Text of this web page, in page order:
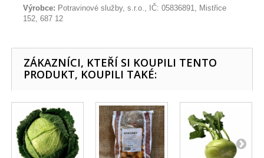
Výrobce: Potravinové služby, s.r.o., IČ: 05836891, Mistřice
152, 687 12
ZÁKAZNÍCI, KTEŘÍ SI KOUPILI TENTO
PRODUKT, KOUPILI TAKÉ: